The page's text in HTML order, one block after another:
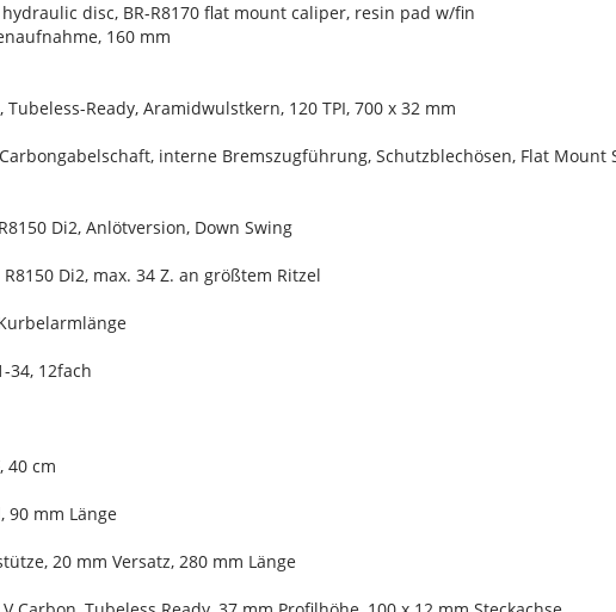
disc, BR-R8170 flat mount caliper, resin pad w/fin
160 mm
Ready, Aramidwulstkern, 120 TPI, 700 x 32 mm
interne Bremszugführung, Schutzblechösen, Flat
Di2, Anlötversion, Down Swing
Di2, max. 34 Z. an größtem Ritzel
34, 12fach
40 cm
90 mm Länge
20 mm Versatz, 280 mm Länge